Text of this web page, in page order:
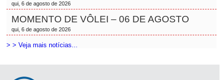
qui, 6 de agosto de 2026
MOMENTO DE VÔLEI – 06 DE AGOSTO
qui, 6 de agosto de 2026
> > Veja mais notícias...